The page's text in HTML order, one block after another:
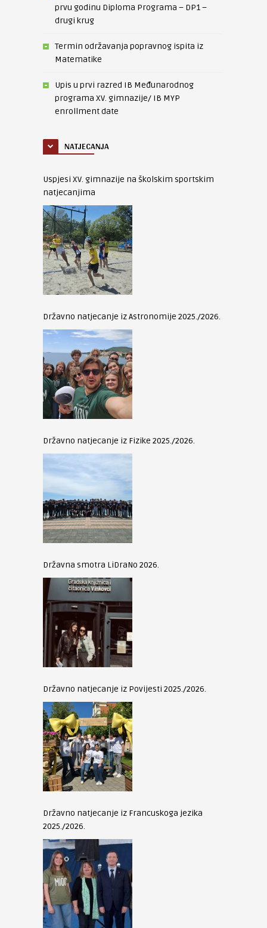
prvu godinu Diploma Programa – DP1 –
drugi krug
Termin održavanja popravnog ispita iz
Matematike
Upis u prvi razred IB Međunarodnog
programa XV. gimnazije/ IB MYP
enrollment date
NATJECANJA
Uspjesi XV. gimnazije na školskim sportskim
natjecanjima
Državno natjecanje iz Astronomije 2025./2026.
Državno natjecanje iz Fizike 2025./2026.
Državna smotra LiDraNo 2026.
Državno natjecanje iz Povijesti 2025./2026.
Državno natjecanje iz Francuskoga jezika
2025./2026.